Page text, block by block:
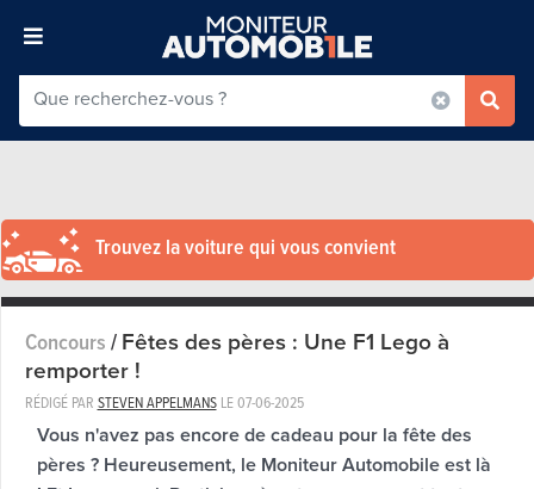
Trouvez la voiture qui vous convient
Concours/Fêtes des pères : Une F1 Lego à
remporter !
RÉDIGÉ PAR STEVEN APPELMANSLE07-06-2025
Vous n'avez pas encore de cadeau pour la fête des
pères ? Heureusement, le Moniteur Automobile est là